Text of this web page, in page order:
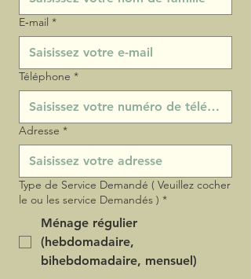
E‑mail *
Téléphone *
Adresse *
Type de Service Demandé ( Veuillez cocher
le ou les service Demandés ) *
Ménage régulier
(hebdomadaire,
bihebdomadaire, mensuel)